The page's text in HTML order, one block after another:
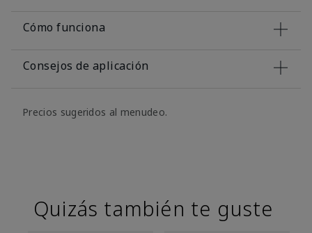
Cómo funciona
Consejos de aplicación
Precios sugeridos al menudeo.
Quizás también te guste